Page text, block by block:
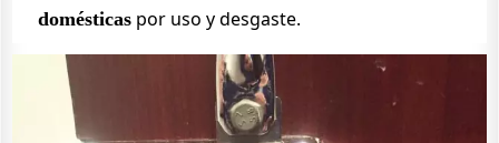
domésticas por uso y desgaste.